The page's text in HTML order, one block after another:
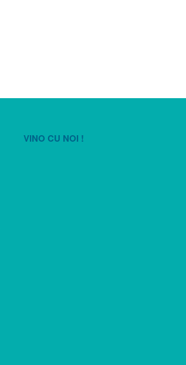
VINO CU NOI !